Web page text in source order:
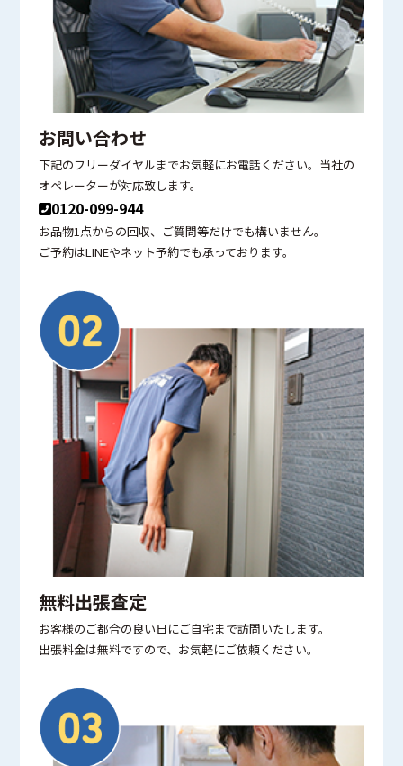
お問い合わせ
下記のフリーダイヤルまでお気軽にお電話ください。当社の
オペレーターが対応致します。
0120-099-944
お品物1点からの回収、ご質問等だけでも構いません。
ご予約はLINEやネット予約でも承っております。
無料出張査定
お客様のご都合の良い日にご自宅まで訪問いたします。
出張料金は無料ですので、お気軽にご依頼ください。